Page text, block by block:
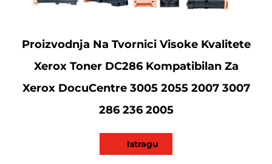
Proizvodnja Na Tvornici Visoke Kvalitete
Xerox Toner DC286 Kompatibilan Za
Xerox DocuCentre 3005 2055 2007 3007
286 236 2005
Istragu